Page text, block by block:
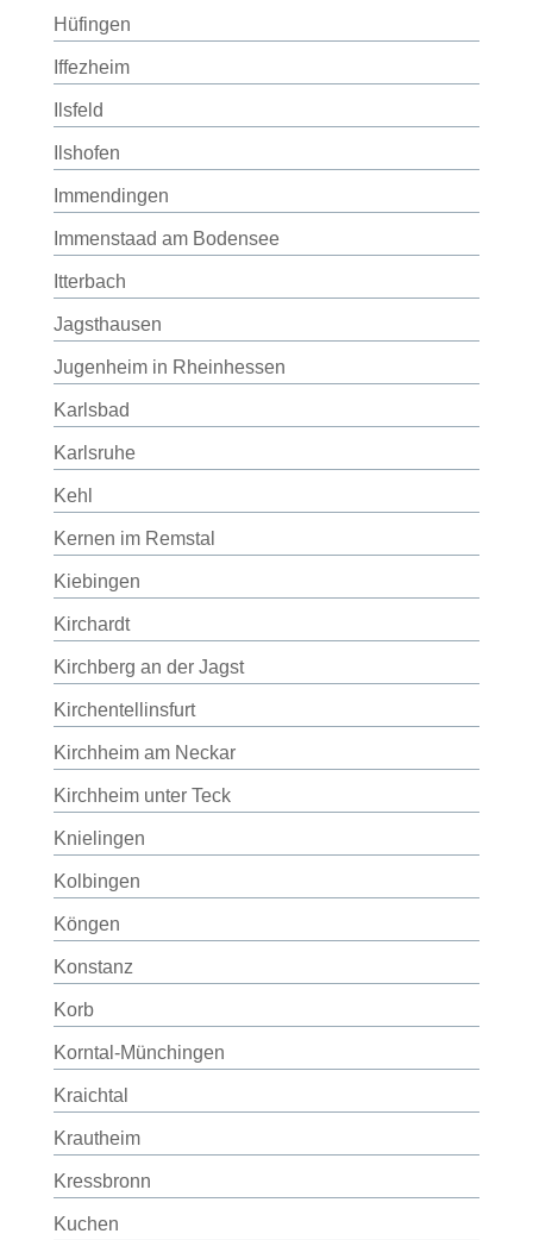
Hüfingen
Iffezheim
Ilsfeld
Ilshofen
Immendingen
Immenstaad am Bodensee
Itterbach
Jagsthausen
Jugenheim in Rheinhessen
Karlsbad
Karlsruhe
Kehl
Kernen im Remstal
Kiebingen
Kirchardt
Kirchberg an der Jagst
Kirchentellinsfurt
Kirchheim am Neckar
Kirchheim unter Teck
Knielingen
Kolbingen
Köngen
Konstanz
Korb
Korntal-Münchingen
Kraichtal
Krautheim
Kressbronn
Kuchen